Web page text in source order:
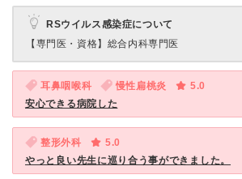
RSウイルス感染症について
【専門医・資格】 総合内科専門医
耳鼻咽喉科 慢性扁桃炎
5.0
安心できる病院した
整形外科
5.0
やっと良い先生に巡り合う事ができました。